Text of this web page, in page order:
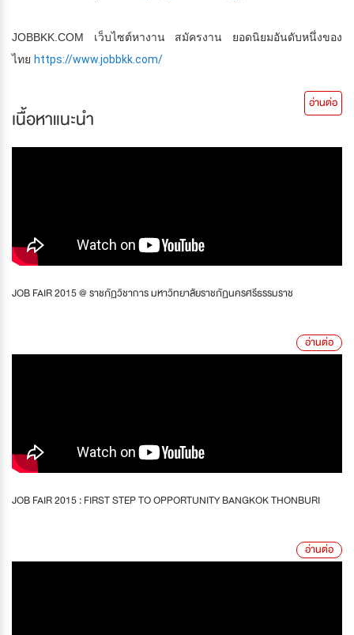
JOBBKK.COM เว็บไซต์หางาน สมัครงาน ยอดนิยมอันดับหนึ่งของ
ไทย https://www.jobbkk.com/
เนื้อหาแนะนำ
อ่านต่อ
JOB FAIR 2015 @ ราชภัฏวิชาการ มหาวิทยาลัยราชภัฏนครศรีธรรมราช
อ่านต่อ
JOB FAIR 2015 : FIRST STEP TO OPPORTUNITY BANGKOK THONBURI
อ่านต่อ